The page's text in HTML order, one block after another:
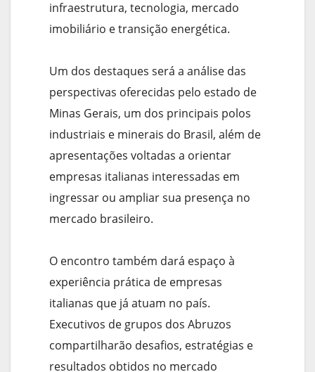
infraestrutura, tecnologia, mercado
imobiliário e transição energética.
Um dos destaques será a análise das
perspectivas oferecidas pelo estado de
Minas Gerais, um dos principais polos
industriais e minerais do Brasil, além de
apresentações voltadas a orientar
empresas italianas interessadas em
ingressar ou ampliar sua presença no
mercado brasileiro.
O encontro também dará espaço à
experiência prática de empresas
italianas que já atuam no país.
Executivos de grupos dos Abruzos
compartilharão desafios, estratégias e
resultados obtidos no mercado